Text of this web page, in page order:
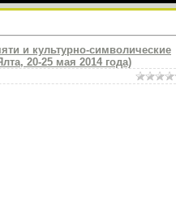
и культурно-символические
20-25 мая 2014 года)